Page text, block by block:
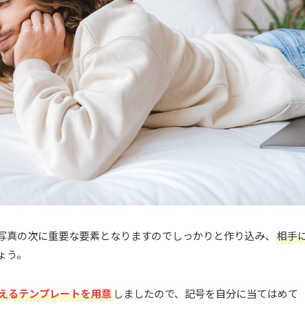
の次に重要な要素となりますのでしっかりと作り込み、 相手
う。
るテンプレートを用意 しましたので、記号を自分に当てはめて